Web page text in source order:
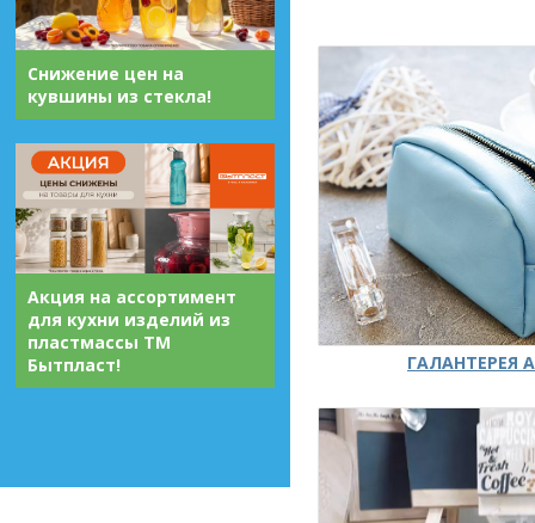
Снижение цен на
кувшины из стекла!
Акция на ассортимент
для кухни изделий из
пластмассы ТМ
Бытпласт!
ГАЛАНТЕРЕЯ